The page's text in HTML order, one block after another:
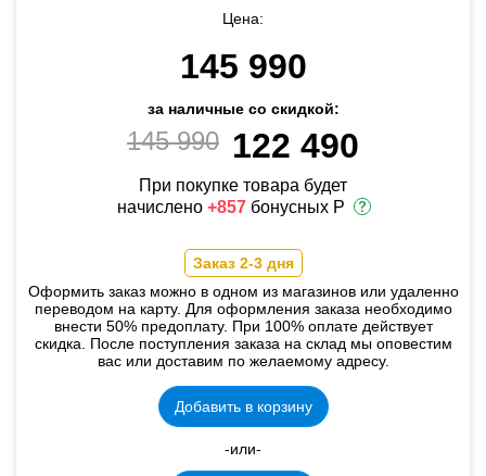
Цена:
145 990
за наличные со скидкой:
145 990 122 490
При покупке товара будет
начислено +857 бонусных Р
Заказ 2-3 дня
Оформить заказ можно в одном из магазинов или удаленно
переводом на карту. Для оформления заказа необходимо
внести 50% предоплату. При 100% оплате действует
скидка. После поступления заказа на склад мы оповестим
вас или доставим по желаемому адресу.
Добавить в корзину
-или-